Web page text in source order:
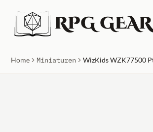
RPG GEAR
Home Miniaturen